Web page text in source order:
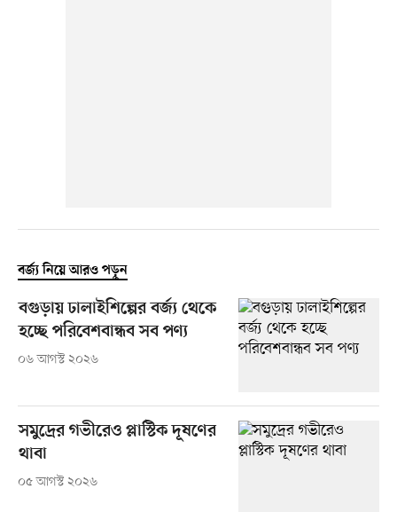
বর্জ্য নিয়ে আরও পড়ুন
বগুড়ায় ঢালাইশিল্পের বর্জ্য থেকে
হচ্ছে পরিবেশবান্ধব সব পণ্য
০৬ আগস্ট ২০২৬
সমুদ্রের গভীরেও প্লাস্টিক দূষণের
থাবা
০৫ আগস্ট ২০২৬